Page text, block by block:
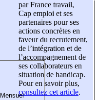
par France travail,
Cap emploi et ses
partenaires pour ses
actions concrètes en
faveur du recrutement,
de l’intégration et de
l’accompagnement de
ses collaborateurs en
situation de handicap.
Pour en savoir plus,
consultez cet article.